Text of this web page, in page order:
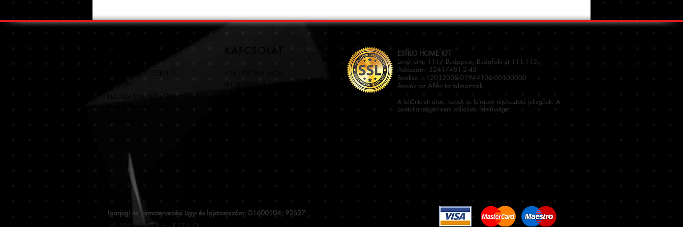
FIZETÉSI LEHETŐSÉGEK
KAPCSOLAT
ESTILO HOME KFT
Levél cím: 1117 Budapest, Budafoki út 111-113.
Adószám: 32417481-2-43
Banksz..: 12012008-01944106-00100000
Áraink az ÁFÁ-t tartalmazzák
A feltűntetett árak, képek és leírások tájékoztató jellegűek. A
pontatlanságért nem vállalunk felelősséget.
Iparjogi és formatervezési ügy- és lajstromszám: D1600104; 92627